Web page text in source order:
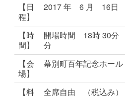
【日
程】
2017 年 6 月 16日
【時
間】
開場時間 18時 30
分
【会
場】
幕別町百年記念ホー
【料
全席自由 （税込み